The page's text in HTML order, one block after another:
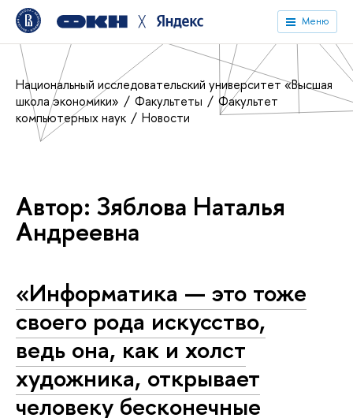
╳ Меню
Национальный исследовательский университет «Высшая
школа экономики»
Факультеты
Факультет
компьютерных наук
Новости
Автор: Зяблова Наталья
Андреевна
«Информатика — это тоже
своего рода искусство,
ведь она, как и холст
художника, открывает
человеку бесконечные